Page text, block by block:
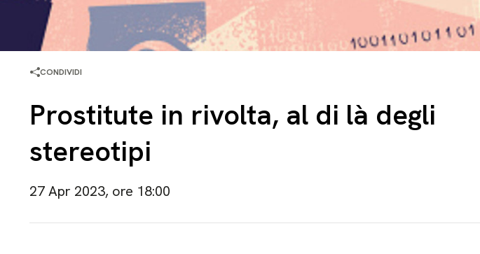
CONDIVIDI
Prostitute in rivolta, al di là degli
stereotipi
27 Apr 2023, ore 18:00